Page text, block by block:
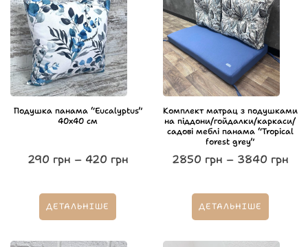
Подушка панама “Eucalyptus”
40х40 см
290 грн – 420 грн
ДЕТАЛЬНІШЕ
Комплект матрац з подушками
на піддони/гойдалки/каркаси/
садові меблі панама “Tropical
forest grey”
2850 грн – 3840 грн
ДЕТАЛЬНІШЕ